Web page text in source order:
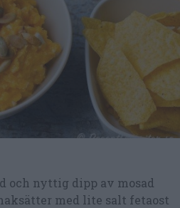
och nyttig dipp av mosad
med lite salt fetaost